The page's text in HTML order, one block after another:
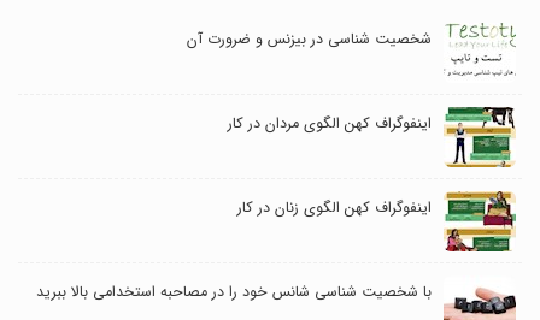
شخصیت شناسی در بیزنس و ضرورت آن
اینفوگراف کهن الگوی مردان در کار
اینفوگراف کهن الگوی زنان در کار
با شخصیت شناسی شانس خود را در مصاحبه استخدامی بالا ببرید